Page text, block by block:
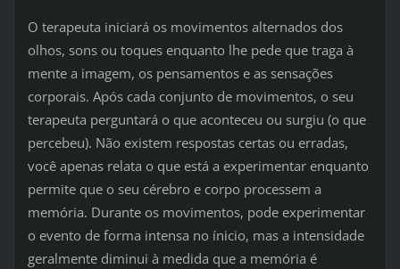
O terapeuta iniciará os movimentos alternados dos
olhos, sons ou toques enquanto lhe pede que traga à
mente a imagem, os pensamentos e as sensações
corporais. Após cada conjunto de movimentos, o seu
terapeuta perguntará o que aconteceu ou surgiu (o que
percebeu). Não existem respostas certas ou erradas,
você apenas relata o que está a experimentar enquanto
permite que o seu cérebro e corpo processem a
memória. Durante os movimentos, pode experimentar
o evento de forma intensa no ínicio, mas a intensidade
geralmente diminui à medida que a memória é